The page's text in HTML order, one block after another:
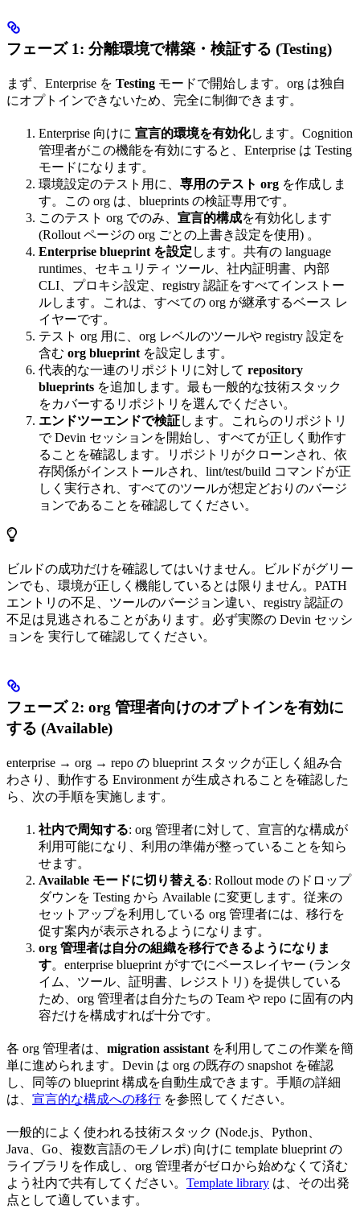
フェーズ 1: 分離環境で構築・検証する (Testing)
まず、Enterprise を Testing モードで開始します。org は独自
にオプトインできないため、完全に制御できます。
Enterprise 向けに 宣言的環境を有効化します。Cognition
管理者がこの機能を有効にすると、Enterprise は Testing
モードになります。
環境設定のテスト用に、 専用のテスト org を作成しま
す。この org は、blueprints の検証専用です。
このテスト org でのみ、 宣言的構成を有効化します
(Rollout ページの org ごとの上書き設定を使用) 。
Enterprise blueprint を設定 します。共有の language
runtimes、セキュリティ ツール、社内証明書、内部
CLI、プロキシ設定、registry 認証をすべてインストー
ルします。これは、すべての org が継承するベース レ
イヤーです。
テスト org 用に、org レベルのツールや registry 設定を
含む org blueprint を設定します。
代表的な一連のリポジトリに対して repository
blueprints を追加します。最も一般的な技術スタック
をカバーするリポジトリを選んでください。
エンドツーエンドで検証します。これらのリポジトリ
で Devin セッションを開始し、すべてが正しく動作す
ることを確認します。リポジトリがクローンされ、依
存関係がインストールされ、lint/test/build コマンドが正
しく実行され、すべてのツールが想定どおりのバージ
ョンであることを確認してください。
ビルドの成功だけを確認してはいけません。ビルドがグリー
ンでも、環境が正しく機能しているとは限りません。PATH
エントリの不足、ツールのバージョン違い、registry 認証の
不足は見逃されることがあります。必ず実際の Devin セッシ
ョンを 実行して確認してください。
フェーズ 2: org 管理者向けのオプトインを有効に
する (Available)
enterprise → org → repo の blueprint スタックが正しく組み合
わさり、動作する Environment が生成されることを確認した
ら、次の手順を実施します。
社内で周知する: org 管理者に対して、宣言的な構成が
利用可能になり、利用の準備が整っていることを知ら
せます。
Available モードに切り替える: Rollout mode のドロップ
ダウンを Testing から Available に変更します。従来の
セットアップを利用している org 管理者には、移行を
促す案内が表示されるようになります。
org 管理者は自分の組織を移行できるようになりま
す。enterprise blueprint がすでにベースレイヤー (ランタ
イム、ツール、証明書、レジストリ) を提供している
ため、org 管理者は自分たちの Team や repo に固有の内
容だけを構成すれば十分です。
各 org 管理者は、 migration assistant を利用してこの作業を簡
単に進められます。Devin は org の既存の snapshot を確認
し、同等の blueprint 構成を自動生成できます。手順の詳細
は、 宣言的な構成への移行 を参照してください。
一般的によく使われる技術スタック (Node.js、Python、
Java、Go、複数言語のモノレポ) 向けに template blueprint の
ライブラリを作成し、org 管理者がゼロから始めなくて済む
よう社内で共有してください。 Template library は、その出発
点として適しています。